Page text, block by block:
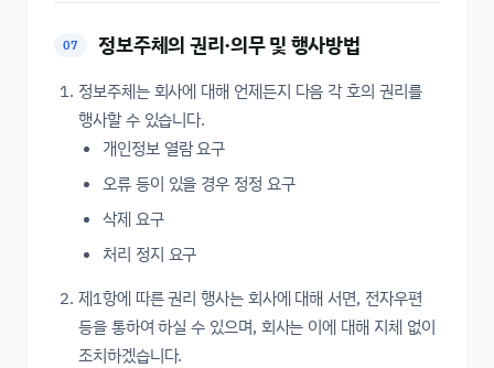
07 정보주체의 권리·의무 및 행사방법
정보주체는 회사에 대해 언제든지 다음 각 호의 권리를
행사할 수 있습니다.
개인정보 열람 요구
오류 등이 있을 경우 정정 요구
삭제 요구
처리 정지 요구
제1항에 따른 권리 행사는 회사에 대해 서면, 전자우편
등을 통하여 하실 수 있으며, 회사는 이에 대해 지체 없이
조치하겠습니다.